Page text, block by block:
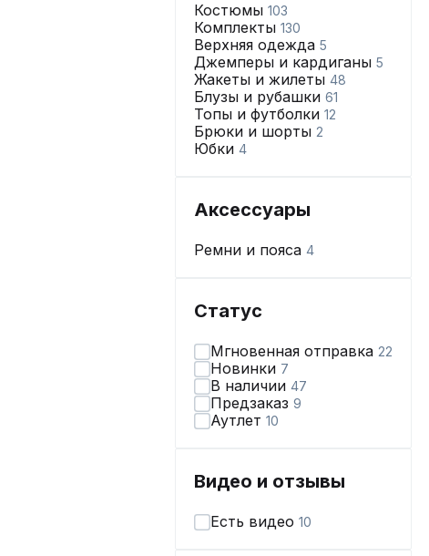
Костюмы 103
Комплекты 130
Верхняя одежда 5
Джемперы и кардиганы 5
Жакеты и жилеты 48
Блузы и рубашки 61
Топы и футболки 12
Брюки и шорты 2
Юбки 4
Аксессуары
Ремни и пояса 4
Статус
Мгновенная отправка 22
Новинки 7
В наличии 47
Предзаказ 9
Аутлет 10
Видео и отзывы
Есть видео 10